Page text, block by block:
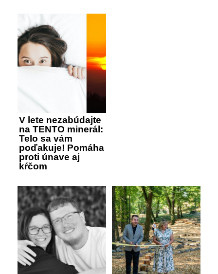
V lete nezabúdajte
na TENTO minerál:
Telo sa vám
poďakuje! Pomáha
proti únave aj
kŕčom